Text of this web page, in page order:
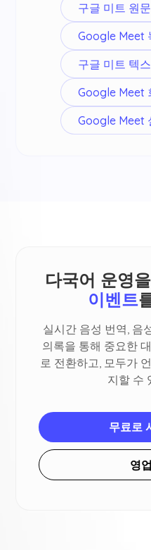
구글 미트 원
Google Meet
구글 미트 텍
Google Meet
Google Meet
다국어 운영
이벤트
실시간 음성 번역, 음
의록을 통해 중요한
로 전환하고, 모두가
지할 수
무료로
영